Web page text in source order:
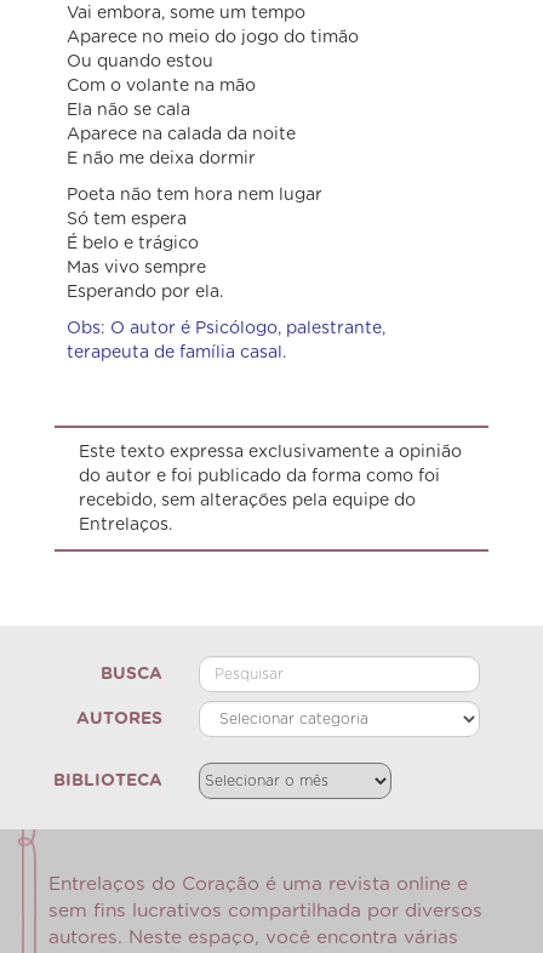
Vai embora, some um tempo
Aparece no meio do jogo do timão
Ou quando estou
Com o volante na mão
Ela não se cala
Aparece na calada da noite
E não me deixa dormir
Poeta não tem hora nem lugar
Só tem espera
É belo e trágico
Mas vivo sempre
Esperando por ela.
Obs: O autor é Psicólogo, palestrante,
terapeuta de família casal.
Este texto expressa exclusivamente a opinião
do autor e foi publicado da forma como foi
recebido, sem alterações pela equipe do
Entrelaços.
BUSCA
AUTORES
BIBLIOTECA
Entrelaços do Coração é uma revista online e
sem fins lucrativos compartilhada por diversos
autores. Neste espaço, você encontra várias